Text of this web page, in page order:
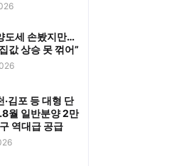
도세 손봤지만…
값 상승 못 꺾어”
·김포 등 대형 단
월 일반분양 2만
역대급 공급